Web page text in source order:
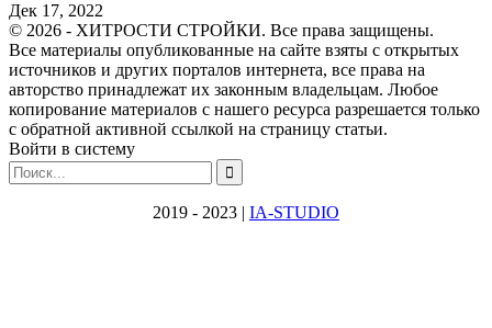
Дек 17, 2022
© 2026 - ХИТРОСТИ СТРОЙКИ. Все права защищены.
Все материалы опубликованные на сайте взяты с открытых
источников и других порталов интернета, все права на
авторство принадлежат их законным владельцам. Любое
копирование материалов с нашего ресурса разрешается только
с обратной активной ссылкой на страницу статьи.
Войти в систему
2019 - 2023 | IA-STUDIO